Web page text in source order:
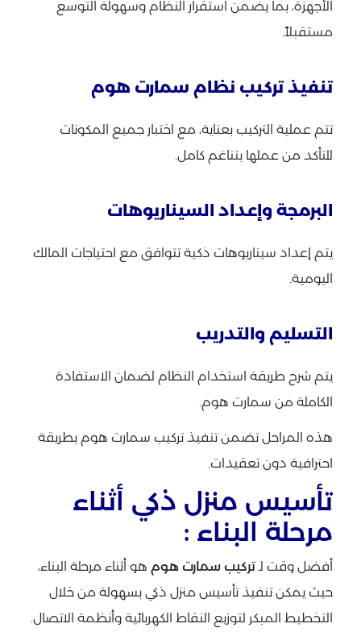
الأجهزة، بما يضمن استقرار النظام وسهولة التوسع
مستقبلاً.
تنفيذ تركيب نظام سمارت هوم
تتم عملية التركيب بعناية، مع اختبار جميع المكونات
للتأكد من عملها بتناغم كامل.
البرمجة وإعداد السيناريوهات
يتم إعداد سيناريوهات ذكية تتوافق مع احتياجات المالك
اليومية.
التسليم والتدريب
يتم شرح طريقة استخدام النظام لضمان الاستفادة
الكاملة من سمارت هوم.
هذه المراحل تضمن تنفيذ تركيب سمارت هوم بطريقة
احترافية دون تعقيدات.
تأسيس منزل ذكي أثناء
مرحلة البناء :
أفضل وقت لـتركيب سمارت هوم هو أثناء مرحلة البناء،
حيث يمكن تنفيذ تأسيس منزل ذكي بسهولة من خلال
التخطيط المبكر لتوزيع النقاط الكهربائية وأنظمة الاتصال.